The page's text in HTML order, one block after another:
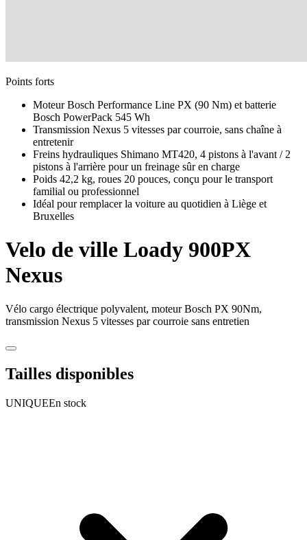
Points forts
Moteur Bosch Performance Line PX (90 Nm) et batterie
Bosch PowerPack 545 Wh
Transmission Nexus 5 vitesses par courroie, sans chaîne à
entretenir
Freins hydrauliques Shimano MT420, 4 pistons à l'avant / 2
pistons à l'arrière pour un freinage sûr en charge
Poids 42,2 kg, roues 20 pouces, conçu pour le transport
familial ou professionnel
Idéal pour remplacer la voiture au quotidien à Liège et
Bruxelles
Velo de ville Loady 900PX
Nexus
Vélo cargo électrique polyvalent, moteur Bosch PX 90Nm,
transmission Nexus 5 vitesses par courroie sans entretien
Tailles disponibles
UNIQUEEn stock